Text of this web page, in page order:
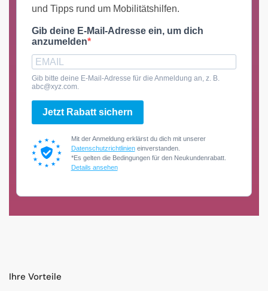
und Tipps rund um Mobilitätshilfen.
Gib deine E-Mail-Adresse ein, um dich
anzumelden
Gib bitte deine E-Mail-Adresse für die Anmeldung an, z. B.
abc@xyz.com.
Jetzt Rabatt sichern
Mit der Anmeldung erklärst du dich mit unserer
Datenschutzrichtlinieneinverstanden.
*Es gelten die Bedingungen für den Neukundenrabatt.
Details ansehen
Ihre Vorteile